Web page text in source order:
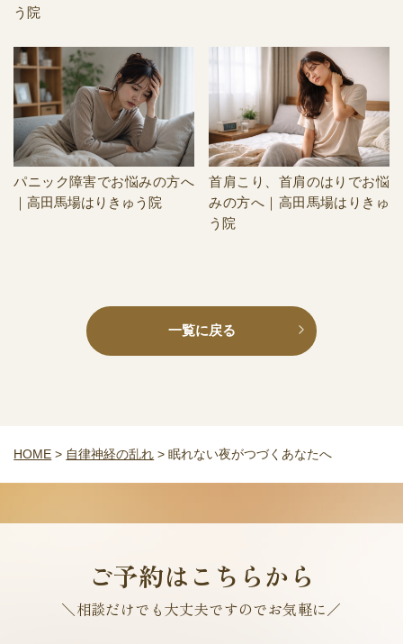
う院
パニック障害でお悩みの方へ
｜高田馬場はりきゅう院
首肩こり、首肩のはりでお悩
みの方へ｜高田馬場はりきゅ
う院
一覧に戻る
HOME > 自律神経の乱れ >眠れない夜がつづくあなたへ
ご予約はこちらから
＼相談だけでも大丈夫ですのでお気軽に／